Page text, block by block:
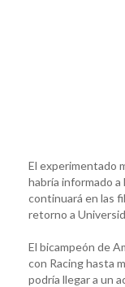
El experimentado
habría informado a
continuará en las
retorno a
El bicampeón de
con Racing hasta
podría llegar a un